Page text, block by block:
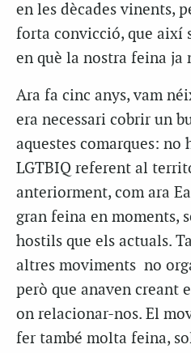
en les dècades vinents,
forta convicció, que així
en què la nostra feina ja
Ara fa cinc anys, vam
era necessari cobrir un
aquestes comarques: no
LGTBIQ referent al
anteriorment, com ara
gran feina en moments,
hostils que els actuals.
altres moviments no
però que anaven creant
on relacionar-nos. El
fer també molta feina,